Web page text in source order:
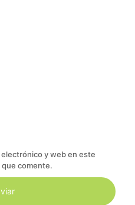
y web en este
que comente.